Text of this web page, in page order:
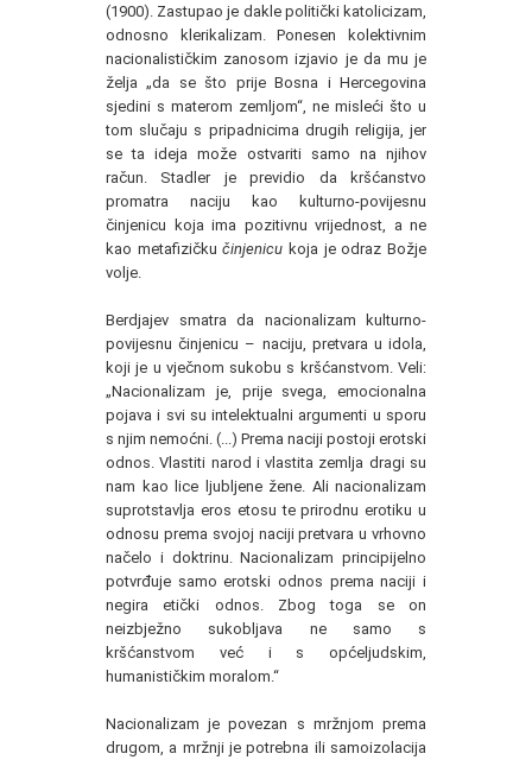
(1900). Zastupao je dakle politički katolicizam,
odnosno klerikalizam. Ponesen kolektivnim
nacionalističkim zanosom izjavio je da mu je
želja „da se što prije Bosna i Hercegovina
sjedini s materom zemljom“, ne misleći što u
tom slučaju s pripadnicima drugih religija, jer
se ta ideja može ostvariti samo na njihov
račun. Stadler je previdio da kršćanstvo
promatra naciju kao kulturno-povijesnu
činjenicu koja ima pozitivnu vrijednost, a ne
kao metafizičkučinjenicu koja je odraz Božje
volje.
Berdjajev smatra da nacionalizam kulturno-
povijesnu činjenicu – naciju, pretvara u idola,
koji je u vječnom sukobu s kršćanstvom. Veli:
„Nacionalizam je, prije svega, emocionalna
pojava i svi su intelektualni argumenti u sporu
s njim nemoćni. (...) Prema naciji postoji erotski
odnos. Vlastiti narod i vlastita zemlja dragi su
nam kao lice ljubljene žene. Ali nacionalizam
suprotstavlja eros etosu te prirodnu erotiku u
odnosu prema svojoj naciji pretvara u vrhovno
načelo i doktrinu. Nacionalizam principijelno
potvrđuje samo erotski odnos prema naciji i
negira etički odnos. Zbog toga se on
neizbježno sukobljava ne samo s
kršćanstvom već i s općeljudskim,
humanističkim moralom.“
Nacionalizam je povezan s mržnjom prema
drugom, a mržnji je potrebna ili samoizolacija